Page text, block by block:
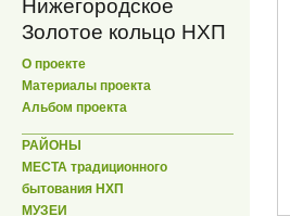
Нижегородское
Золотое кольцо НХП
О проекте
Материалы проекта
Альбом проекта
РАЙОНЫ
МЕСТА традиционного
бытования НХП
МУЗЕИ